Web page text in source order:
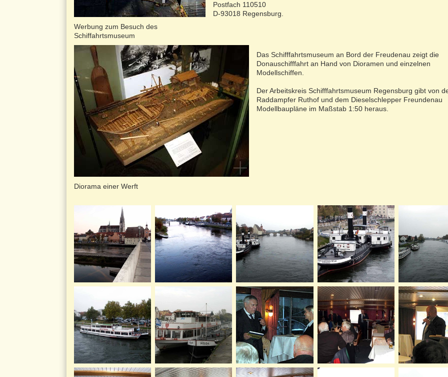
Werbung zum Besuch des
Schiffahrtsmuseum
Postfach 110510
D-93018 Regensburg.
Diorama einer Werft
Das Schifffahrtsmuseum an Bord der Freudenau zeigt die
Donauschifffahrt an Hand von Dioramen und einzelnen
Modellschiffen.
Der Arbeitskreis Schifffahrtsmuseum Regensburg gibt von
Raddampfer Ruthof und dem Dieselschlepper Freundenau
Modellbaupläne im Maßstab 1:50 heraus.